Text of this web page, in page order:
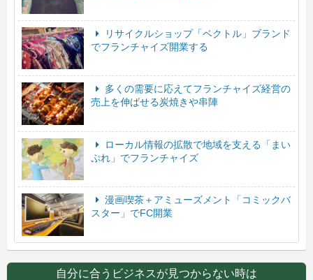
リサイクルショップ「ベクトル」ブランド
でフランチャイズ開業する
多くの需要に応えてフランチャイズ経営の
売上を伸ばせる炭焼きや串陣
ローカル情報の拡散で地域を支える「まい
ぷれ」でフランチャイズ
漫画喫茶＋アミューズメント「コミックバ
スター」でFC開業
自分に合うビジネスが見つからない時は